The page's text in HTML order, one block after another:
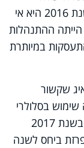
כי הסיבה המרכזית לפגיעה בהולכי רגל בשנת 2016 היא אי
ההתנהלות
במיותרת
שקשור
בסלולרי
בעת הנהיגה. עם זאת המשטרה דיווחה כי בשנת 2017
מופרזת ביחס לשנה